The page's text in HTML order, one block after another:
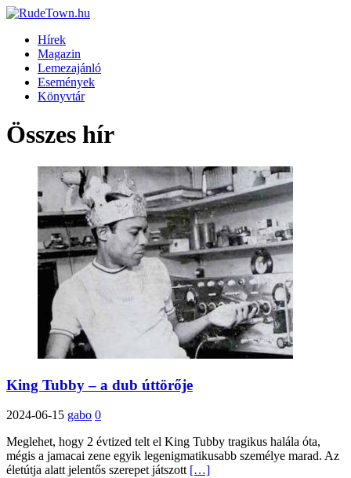
Hírek
Magazin
Lemezajánló
Események
Könyvtár
Összes hír
King Tubby – a dub úttörője
2024-06-15 gabo 0
Meglehet, hogy 2 évtized telt el King Tubby tragikus halála óta,
mégis a jamacai zene egyik legenigmatikusabb személye marad. Az
életútja alatt jelentős szerepet játszott […]